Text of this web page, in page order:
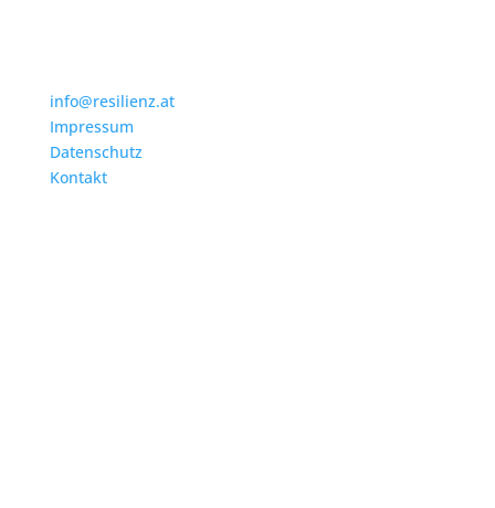
info@resilienz.at
Impressum
Datenschutz
Kontakt